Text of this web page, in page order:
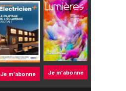
Je m'abonne Je m'abonne